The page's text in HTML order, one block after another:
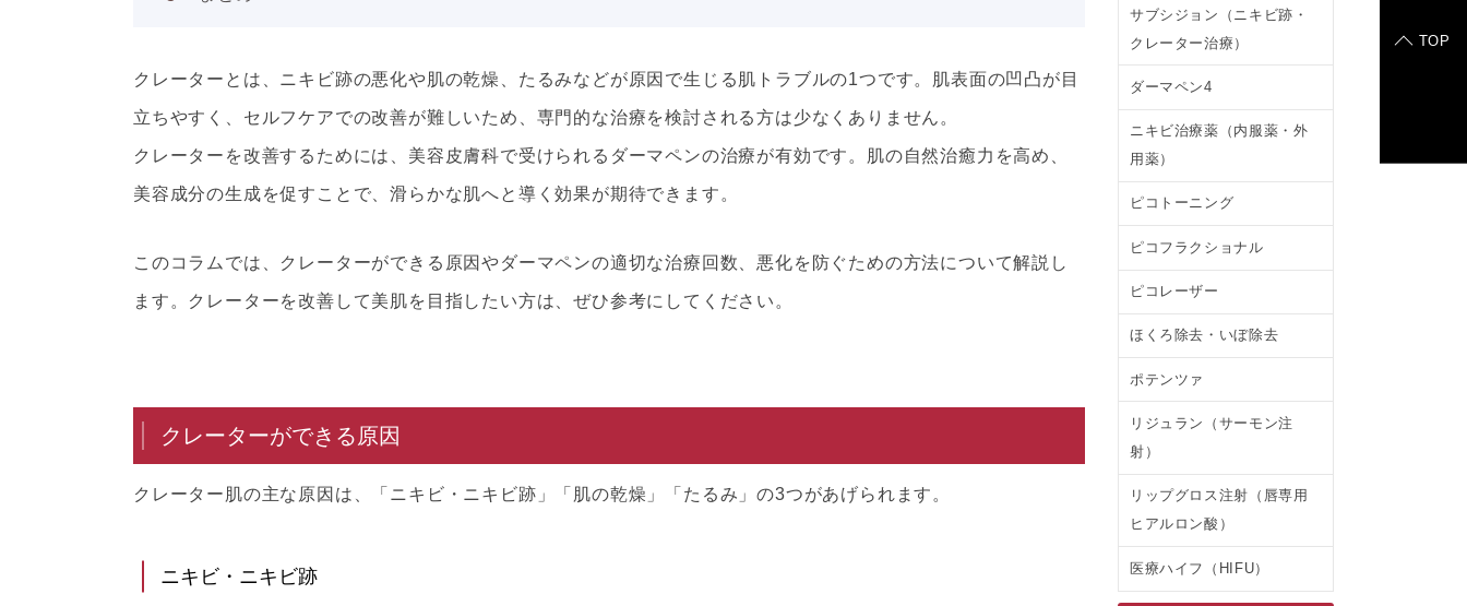
クレーターとは、ニキビ跡の悪化や肌の乾燥、たるみなどが原因で生じる肌トラブルの1つです。肌表面の凹凸が目
立ちやすく、セルフケアでの改善が難しいため、専門的な治療を検討される方は少なくありません。
クレーターを改善するためには、美容皮膚科で受けられるダーマペンの治療が有効です。肌の自然治癒力を高め、
美容成分の生成を促すことで、滑らかな肌へと導く効果が期待できます。
このコラムでは、クレーターができる原因やダーマペンの適切な治療回数、悪化を防ぐための方法について解説し
ます。クレーターを改善して美肌を目指したい方は、ぜひ参考にしてください。
クレーターができる原因
クレーター肌の主な原因は、「ニキビ・ニキビ跡」「肌の乾燥」「たるみ」の3つがあげられます。
ニキビ・ニキビ跡
サブシジョン（ニキビ跡・
クレーター治療）
ダーマペン4
ニキビ治療薬（内服薬・外
用薬）
ピコトーニング
ピコフラクショナル
ピコレーザー
ほくろ除去・いぼ除去
ポテンツァ
リジュラン（サーモン注
射）
リップグロス注射（唇専用
ヒアルロン酸）
医療ハイフ（HIFU）
TOP